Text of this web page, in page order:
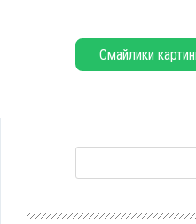
Смайлики